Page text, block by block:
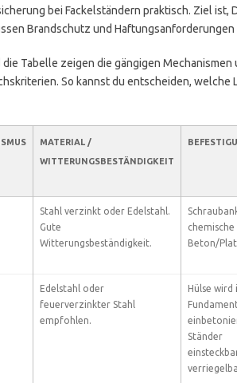
bei Fackelständern praktisch. Ziel ist,
Brandschutz und
Tabelle zeigen die gängigen Mechanismen
So kannst du entscheiden, welche
MATERIAL /
WITTERUNGSBESTÄNDIGKEIT
Stahl verzinkt oder Edelstahl.
Gute
Witterungsbeständigkeit.
chemische
Beton/
Edelstahl oder
feuerverzinkter Stahl
empfohlen.
Hülse wird
Ständer